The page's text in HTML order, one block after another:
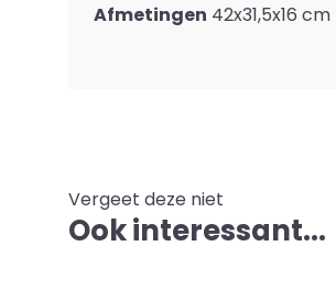
Afmetingen 42x31,5x16 cm
Vergeet deze niet
Ook interessant...